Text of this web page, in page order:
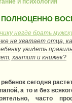
негде брать
не хватает отца,
увидеть
хватит и книжек?
сегодня
а то и без
часто